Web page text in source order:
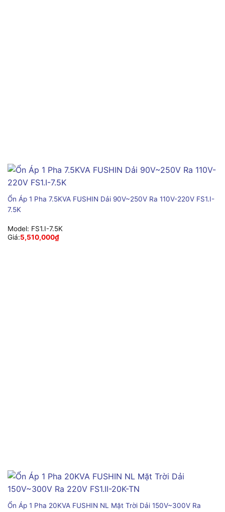
Ổn Áp 1 Pha 7.5KVA FUSHIN Dải 90V~250V Ra 110V-220V FS1.I-
7.5K
Model: FS1.I-7.5K
Giá:5,510,000₫
Ổn Áp 1 Pha 20KVA FUSHIN NL Mặt Trời Dải 150V~300V Ra